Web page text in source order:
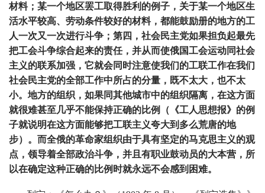
材料；某一个地区罢工取得胜利的例子，关于某一个地区生
活水平较高、劳动条件较好的材料，都能鼓励册的地方的工
人一次又一次进行斗争；第四，社会民主党如果担负起最先
把工会斗争综合起来的责任，并从而使俄国工会运动同社会
主义的联系加强，它就会同时注意使我们的工联工作在我们
社会民主党的全部工作中所占的分量，既不太大，也不太
小。地方的组织，如果同其他城市中的组织隔离，在这方面
就很难甚至几乎不能保持正确的比例（《工人思想报》的例
子就说明在这方面能够把工联主义夸大到多么荒唐的地
步）。而全俄的革命家组织由于具有坚定的马克思主义的观
点，领导着全部政治斗争，并且有职业鼓动员的大本营，所
以在确定这种正确的比例时就永远不会感到困难。